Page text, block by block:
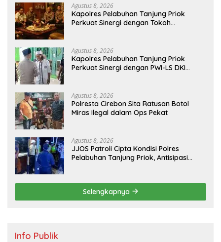
Agustus 8, 2026
Kapolres Pelabuhan Tanjung Priok
Perkuat Sinergi dengan Tokoh
Agustus 8, 2026
Kapolres Pelabuhan Tanjung Priok
Perkuat Sinergi dengan PWI-LS DKI
Agustus 8, 2026
Polresta Cirebon Sita Ratusan Botol
Miras Ilegal dalam Ops Pekat
Agustus 8, 2026
JJOS Patroli Cipta Kondisi Polres
Pelabuhan Tanjung Priok, Antisipasi
Selengkapnya
Info Publik